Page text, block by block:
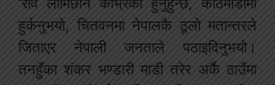
हुर्कनुभयो, चितवनमा नेपालकै ठूलो मतान्तरले
जिताएर नेपाली जनताले पठाइदिनुभयो।
तनहुँका शंकर भण्डारी माडी तरेर अर्कै ठाउँमा